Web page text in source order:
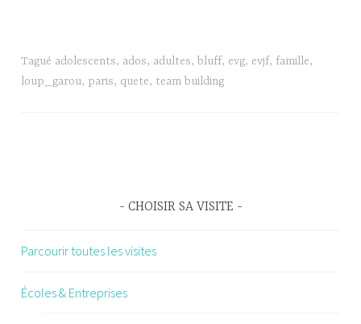
Tagué adolescents, ados, adultes, bluff, evg, evjf, famille,
loup_garou, paris, quete, team building
CHOISIR SA VISITE
Parcourir toutes les visites
Écoles & Entreprises